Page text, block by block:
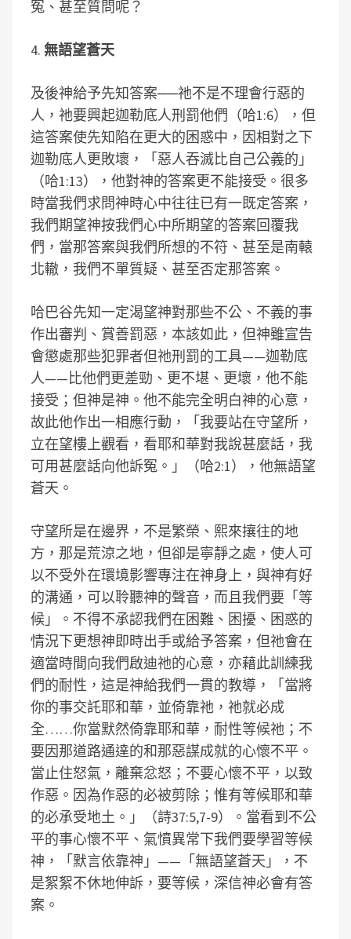
冤、甚至質問呢？
4. 無語望蒼天
及後神給予先知答案──祂不是不理會行惡的
人，祂要興起迦勒底人刑罰他們（哈1:6），但
這答案使先知陷在更大的困惑中，因相對之下
迦勒底人更敗壞，「惡人吞滅比自己公義的」
（哈1:13），他對神的答案更不能接受。很多
時當我們求問神時心中往往已有一既定答案，
我們期望神按我們心中所期望的答案回覆我
們，當那答案與我們所想的不符、甚至是南轅
北轍，我們不單質疑、甚至否定那答案。
哈巴谷先知一定渴望神對那些不公、不義的事
作出審判、賞善罰惡，本該如此，但神雖宣告
會懲處那些犯罪者但祂刑罰的工具——迦勒底
人——比他們更差勁、更不堪、更壞，他不能
接受；但神是神。他不能完全明白神的心意，
故此他作出一相應行動，「我要站在守望所，
立在望樓上觀看，看耶和華對我說甚麼話，我
可用甚麼話向他訴冤。」（哈2:1），他無語望
蒼天。
守望所是在邊界，不是繁榮、熙來攘往的地
方，那是荒涼之地，但卻是寧靜之處，使人可
以不受外在環境影響專注在神身上，與神有好
的溝通，可以聆聽神的聲音，而且我們要「等
候」。不得不承認我們在困難、困擾、困惑的
情況下更想神即時出手或給予答案，但祂會在
適當時間向我們啟迪祂的心意，亦藉此訓練我
們的耐性，這是神給我們一貫的教導，「當將
你的事交託耶和華，並倚靠祂，祂就必成
全……你當默然倚靠耶和華，耐性等候祂；不
要因那道路通達的和那惡謀成就的心懷不平。
當止住怒氣，離棄忿怒；不要心懷不平，以致
作惡。因為作惡的必被剪除；惟有等候耶和華
的必承受地土。」（詩37:5,7-9）。當看到不公
平的事心懷不平、氣憤異常下我們要學習等候
神，「默言依靠神」——「無語望蒼天」，不
是絮絮不休地伸訴，要等候，深信神必會有答
案。